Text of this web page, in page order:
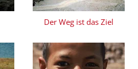
Der Weg ist das Ziel